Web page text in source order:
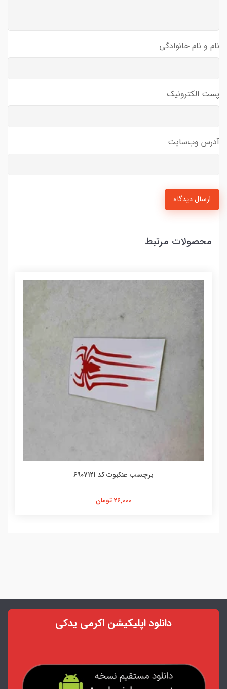
نام و نام خانوادگی
پست الکترونیک
آدرس وب‌سایت
ارسال دیدگاه
محصولات مرتبط
برچسب عنکبوت کد 6907121
26,000 تومان
دانلود اپلیکیشن اکرمی یدکی